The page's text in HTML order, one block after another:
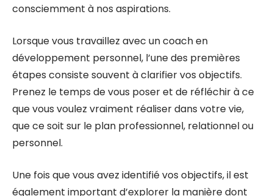
consciemment à nos aspirations.
Lorsque vous travaillez avec un coach en
développement personnel, l’une des premières
étapes consiste souvent à clarifier vos objectifs.
Prenez le temps de vous poser et de réfléchir à ce
que vous voulez vraiment réaliser dans votre vie,
que ce soit sur le plan professionnel, relationnel ou
personnel.
Une fois que vous avez identifié vos objectifs, il est
également important d’explorer la manière dont